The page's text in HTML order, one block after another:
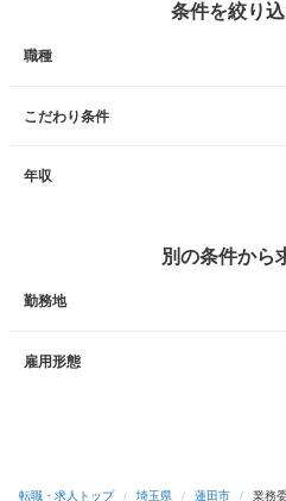
条件を絞り
職種
こだわり条件
年収
別の条件から
勤務地
雇用形態
転職・求人トップ / 埼玉県 / 蓮田市 / 業務